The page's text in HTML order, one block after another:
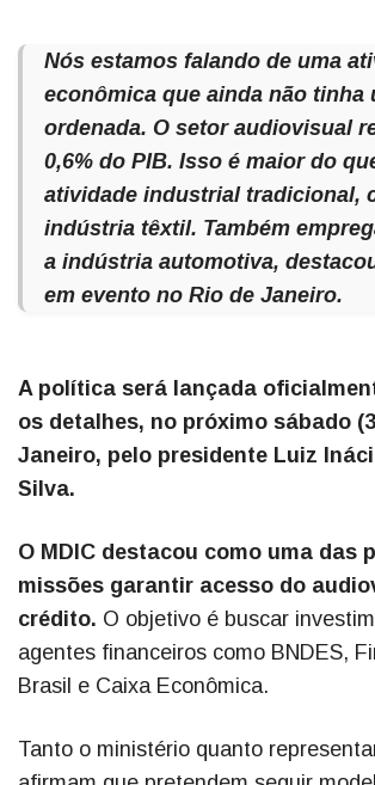
Nós estamos falando de uma
econômica que ainda não tinha
ordenada. O setor audiovisual
0,6% do PIB. Isso é maior do
atividade industrial tradicional,
indústria têxtil. Também
a indústria automotiva,
em evento no Rio de Janeiro.
A política será lançada
os detalhes, no próximo sábado
Janeiro, pelo presidente Luiz
Silva.
O MDIC destacou como uma das
missões garantir acesso do
crédito. O objetivo é buscar
agentes financeiros como BNDES,
Brasil e Caixa Econômica.
Tanto o ministério quanto